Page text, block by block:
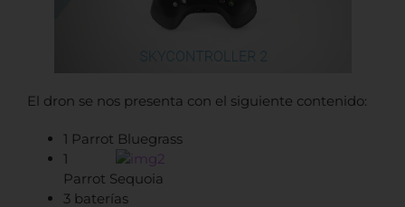
El dron se nos presenta con el siguiente contenido:
1 Parrot Bluegrass
1
Parrot Sequoia
3 baterías